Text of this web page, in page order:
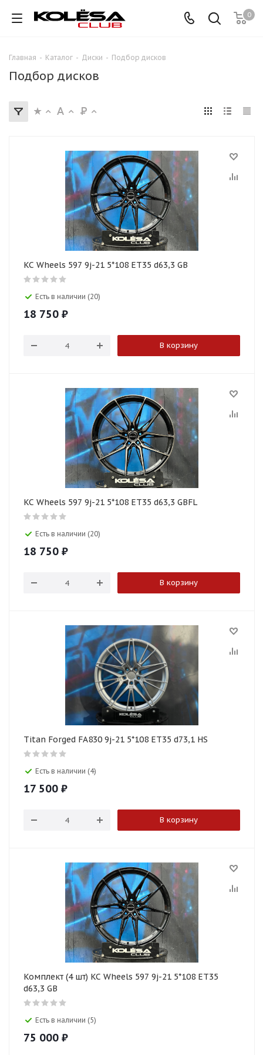
0
Главная - Каталог - Диски - Подбор дисков
Подбор дисков
KC Wheels 597 9j-21 5*108 ET35 d63,3 GB
Есть в наличии (20)
18 750 ₽
В корзину
KC Wheels 597 9j-21 5*108 ET35 d63,3 GBFL
Есть в наличии (20)
18 750 ₽
В корзину
Titan Forged FA830 9j-21 5*108 ET35 d73,1 HS
Есть в наличии (4)
17 500 ₽
В корзину
Комплект (4 шт) KC Wheels 597 9j-21 5*108 ET35
d63,3 GB
Есть в наличии (5)
75 000 ₽